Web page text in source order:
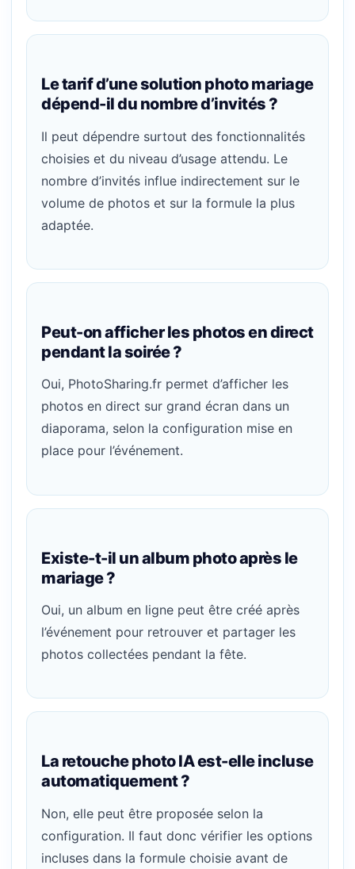
Le tarif d’une solution photo mariage
dépend-il du nombre d’invités ?
Il peut dépendre surtout des fonctionnalités
choisies et du niveau d’usage attendu. Le
nombre d’invités influe indirectement sur le
volume de photos et sur la formule la plus
adaptée.
Peut-on afficher les photos en direct
pendant la soirée ?
Oui, PhotoSharing.fr permet d’afficher les
photos en direct sur grand écran dans un
diaporama, selon la configuration mise en
place pour l’événement.
Existe-t-il un album photo après le
mariage ?
Oui, un album en ligne peut être créé après
l’événement pour retrouver et partager les
photos collectées pendant la fête.
La retouche photo IA est-elle incluse
automatiquement ?
Non, elle peut être proposée selon la
configuration. Il faut donc vérifier les options
incluses dans la formule choisie avant de